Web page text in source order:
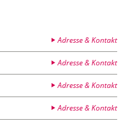
Adresse & Kontakt
Adresse & Kontakt
Adresse & Kontakt
Adresse & Kontakt